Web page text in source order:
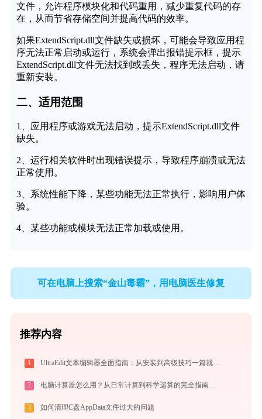
文件，允许程序模块化和代码重用，减少重复代码的存
在，从而节省存储空间并提高代码的效率。
如果ExtendScript.dll文件缺失或损坏，可能会导致应用程
序无法正常启动或运行，系统会弹出报错提示框，提示
ExtendScript.dll文件无法找到或丢失，程序无法启动，请
重新安装。
二、适用范围
1、应用程序或游戏无法启动，提示ExtendScript.dll文件
缺失。
2、运行相关软件时出现错误提示，导致程序崩溃或无法
正常使用。
3、系统性能下降，某些功能无法正常执行，影响用户体
验。
4、某些功能或模块无法正常加载或使用。
可在电脑上搜索“金山毒霸”，用电脑医生修复
推荐内容
1 UltraEdit文本编辑器全面指南：从安装到高级技巧一篇就够（附快捷键大全）
2 电脑计算器怎么用？从日常计算到科学运算的完全指南（附隐藏功能）
3 如何清理C盘AppData文件过大的问题